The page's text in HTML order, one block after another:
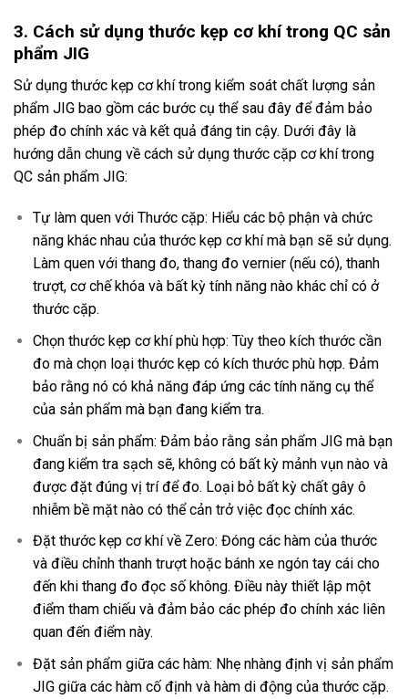
3. Cách sử dụng thước kẹp cơ khí trong QC sản
phẩm JIG
Sử dụng thước kẹp cơ khí trong kiểm soát chất lượng sản
phẩm JIG bao gồm các bước cụ thể sau đây để đảm bảo
phép đo chính xác và kết quả đáng tin cậy. Dưới đây là
hướng dẫn chung về cách sử dụng thước cặp cơ khí trong
QC sản phẩm JIG:
Tự làm quen với Thước cặp: Hiểu các bộ phận và chức
năng khác nhau của thước kẹp cơ khí mà bạn sẽ sử dụng.
Làm quen với thang đo, thang đo vernier (nếu có), thanh
trượt, cơ chế khóa và bất kỳ tính năng nào khác chỉ có ở
thước cặp.
Chọn thước kẹp cơ khí phù hợp: Tùy theo kích thước cần
đo mà chọn loại thước kẹp có kích thước phù hợp. Đảm
bảo rằng nó có khả năng đáp ứng các tính năng cụ thể
của sản phẩm mà bạn đang kiểm tra.
Chuẩn bị sản phẩm: Đảm bảo rằng sản phẩm JIG mà bạn
đang kiểm tra sạch sẽ, không có bất kỳ mảnh vụn nào và
được đặt đúng vị trí để đo. Loại bỏ bất kỳ chất gây ô
nhiễm bề mặt nào có thể cản trở việc đọc chính xác.
Đặt thước kẹp cơ khí về Zero: Đóng các hàm của thước
và điều chỉnh thanh trượt hoặc bánh xe ngón tay cái cho
đến khi thang đo đọc số không. Điều này thiết lập một
điểm tham chiếu và đảm bảo các phép đo chính xác liên
quan đến điểm này.
Đặt sản phẩm giữa các hàm: Nhẹ nhàng định vị sản phẩm
JIG giữa các hàm cố định và hàm di động của thước cặp.